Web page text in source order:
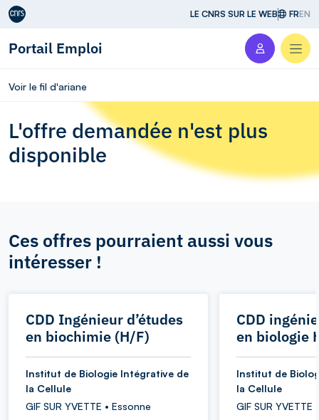
Aller au contenu LE CNRS SUR LE WEB FREN
Portail Emploi
Voir le fil d'ariane
L'offre demandée n'est plus
disponible
Ces offres pourraient aussi vous
intéresser !
CDD Ingénieur d’études
en biochimie (H/F)
Institut de Biologie Intégrative de
la Cellule
GIF SUR YVETTE • Essonne
CDD
en biologie
Institut de
la Cellule
GIF SUR YVETTE